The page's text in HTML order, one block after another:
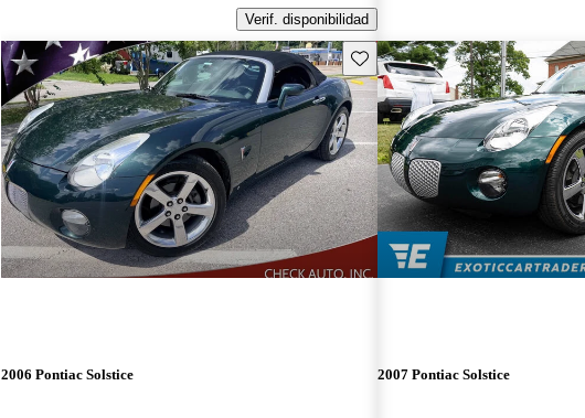
Verif. disponibilidad
Guarda este Aviso
2006 Pontiac Solstice 2007 Pontiac Solstice